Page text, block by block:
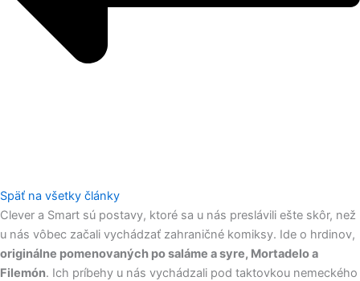
Späť na všetky články
Clever a Smart sú postavy, ktoré sa u nás preslávili ešte skôr, než
u nás vôbec začali vychádzať zahraničné komiksy. Ide o hrdinov,
originálne pomenovaných po saláme a syre, Mortadelo a
Filemón. Ich príbehy u nás vychádzali pod taktovkou nemeckého